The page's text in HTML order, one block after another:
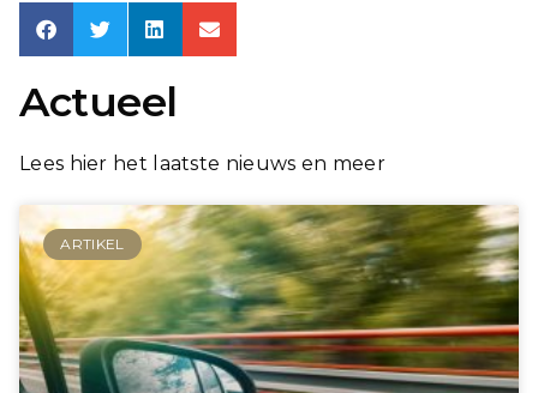
Actueel
Lees hier het laatste nieuws en meer
ARTIKEL